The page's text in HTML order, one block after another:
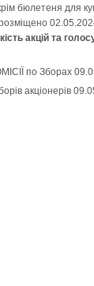
бюлетеня для
акцій та
по Зборах
акціонерів